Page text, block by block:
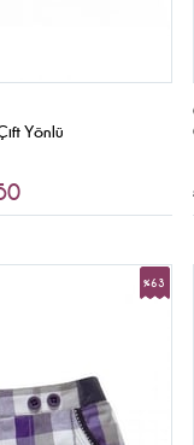
Yönlü
%63